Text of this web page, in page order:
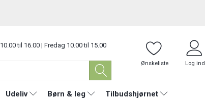
10.00 til 16.00 | Fredag 10.00 til 15.00
Ønskeliste Log ind
Udeliv Børn & leg Tilbudshjørnet